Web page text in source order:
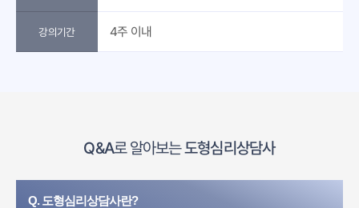
강의기간 4주 이내
Q&A로 알아보는도형심리상담사
Q. 도형심리상담사란?